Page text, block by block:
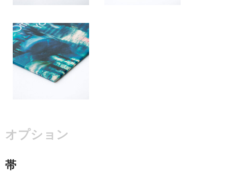
オプション
帯